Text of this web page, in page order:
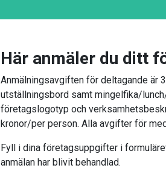
Här anmäler du ditt
Anmälningsavgiften för deltagande är
utställningsbord samt mingelfika/
företagslogotyp och
kronor/per person. Alla avgifter för
Fyll i dina företagsuppgifter i
anmälan har blivit behandlad.